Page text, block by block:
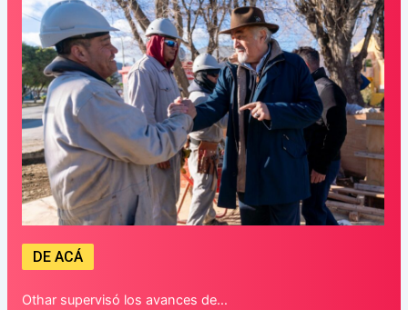
DE ACÁ
Othar supervisó los avances de…